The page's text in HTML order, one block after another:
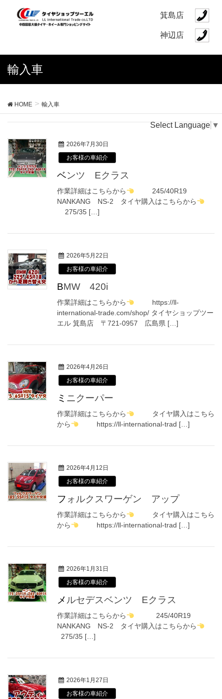
箕島店
神辺店
Select Language▼
輸入車
HOME 輸入車
2026年7月30日
お客様の車紹介
ベンツ Eクラス
作業詳細はこちらから
245/40R19
NANKANG NS-2 タイヤ購入はこちらから
275/35 […]
2026年5月22日
お客様の車紹介
BMW 420i
作業詳細はこちらから
https://ll-
international-trade.com/shop/ タイヤショップツー
エル 箕島店 〒721-0957 広島県 […]
2026年4月26日
お客様の車紹介
ミニクーパー
作業詳細はこちらから
タイヤ購入はこちら
から
https://ll-international-trad […]
2026年4月12日
お客様の車紹介
フォルクスワーゲン アップ
作業詳細はこちらから
タイヤ購入はこちら
から
https://ll-international-trad […]
2026年1月31日
お客様の車紹介
メルセデスベンツ Eクラス
作業詳細はこちらから
245/40R19
NANKANG NS-2 タイヤ購入はこちらから
275/35 […]
2026年1月27日
お客様の車紹介